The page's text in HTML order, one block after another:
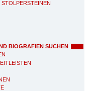
BIOGRAFIEN SUCHEN